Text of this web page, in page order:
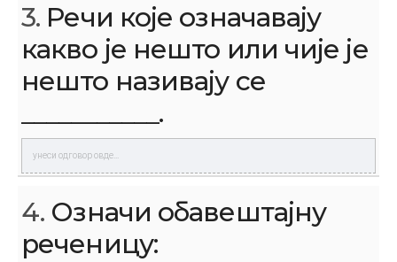
3. Речи које означавају
какво је нешто или чије је
нешто називају се
___________.
4. Означи обавештајну
реченицу: